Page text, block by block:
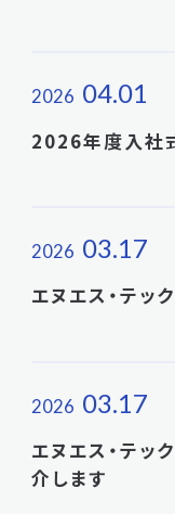
2026 04.01
2026年度入社
2026 03.17
エヌエス・テッ
2026 03.17
エヌエス・テッ
介します